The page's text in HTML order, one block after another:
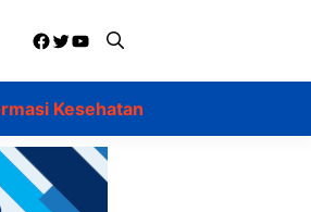
Facebook
Twitter
YouTube
Kesehatan